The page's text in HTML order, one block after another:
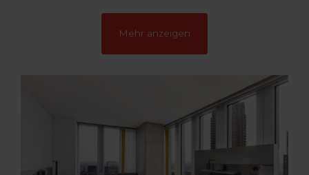
Mehr anzeigen